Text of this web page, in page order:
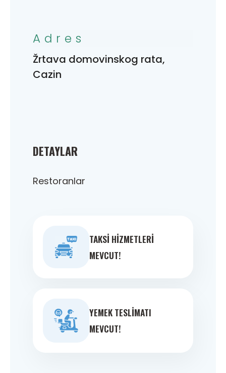
DETAYLAR
Restoranlar
TAKSI HIZMETLERI
MEVCUT!
YEMEK TESLIMATI
MEVCUT!
Adres
Žrtava domovinskog rata,
Cazin